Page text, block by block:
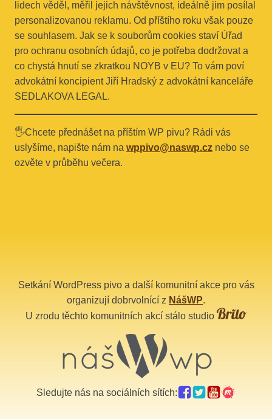
lidech věděl, měřil jejich návštěvnost, ideálně jim posílal
personalizovanou reklamu. Od příštího roku však pouze
se souhlasem. Jak se k souborům cookies staví Úřad
pro ochranu osobních údajů, co je potřeba dodržovat a
co chystá hnutí se zkratkou NOYB v EU? To vám poví
advokátní koncipient Jiří Hradský z advokátní kanceláře
SEDLAKOVA LEGAL.
🖐Chcete přednášet na příštím WP pivu? Rádi vás
uslyšíme, napište nám na wppivo@naswp.cz nebo se
ozvěte v průběhu večera.
Setkání WordPress pivo a další komunitní akce pro vás
organizují dobrvolnící z NášWP.
U zrodu těchto komunitních akcí stálo studio
Sledujte nás na sociálních sítích: